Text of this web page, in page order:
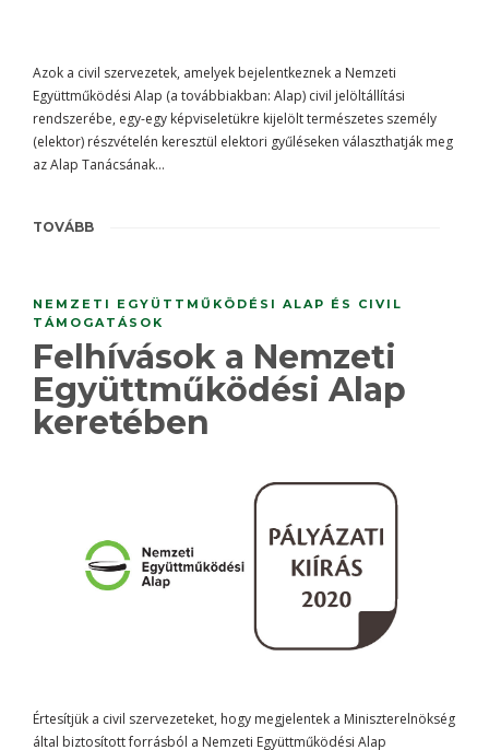
Azok a civil szervezetek, amelyek bejelentkeznek a Nemzeti
Együttműködési Alap (a továbbiakban: Alap) civil jelöltállítási
rendszerébe, egy-egy képviseletükre kijelölt természetes személy
(elektor) részvételén keresztül elektori gyűléseken választhatják meg
az Alap Tanácsának…
TOVÁBB
NEMZETI EGYÜTTMŰKÖDÉSI ALAP ÉS CIVIL
TÁMOGATÁSOK
Felhívások a Nemzeti
Együttműködési Alap
keretében
Értesítjük a civil szervezeteket, hogy megjelentek a Miniszterelnökség
által biztosított forrásból a Nemzeti Együttműködési Alap